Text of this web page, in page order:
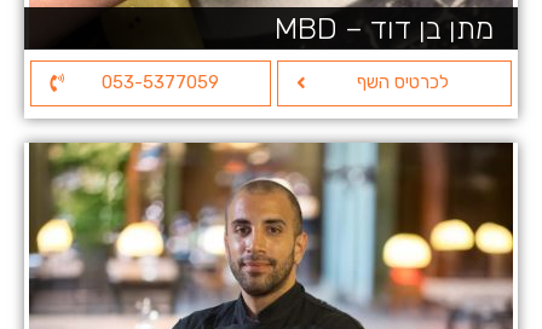
מתן בן דוד – MBD
לכרטיס השף 053-5377059